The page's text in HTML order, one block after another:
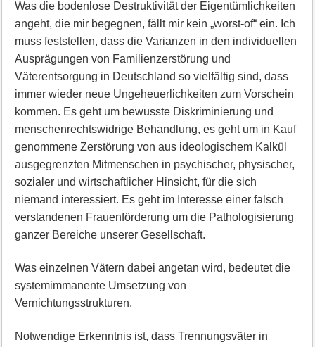
Was die bodenlose Destruktivität der Eigentümlichkeiten
angeht, die mir begegnen, fällt mir kein „worst-of“ ein. Ich
muss feststellen, dass die Varianzen in den individuellen
Ausprägungen von Familienzerstörung und
Väterentsorgung in Deutschland so vielfältig sind, dass
immer wieder neue Ungeheuerlichkeiten zum Vorschein
kommen. Es geht um bewusste Diskriminierung und
menschenrechtswidrige Behandlung, es geht um in Kauf
genommene Zerstörung von aus ideologischem Kalkül
ausgegrenzten Mitmenschen in psychischer, physischer,
sozialer und wirtschaftlicher Hinsicht, für die sich
niemand interessiert. Es geht im Interesse einer falsch
verstandenen Frauenförderung um die Pathologisierung
ganzer Bereiche unserer Gesellschaft.
Was einzelnen Vätern dabei angetan wird, bedeutet die
systemimmanente Umsetzung von
Vernichtungsstrukturen.
Notwendige Erkenntnis ist, dass Trennungsväter in